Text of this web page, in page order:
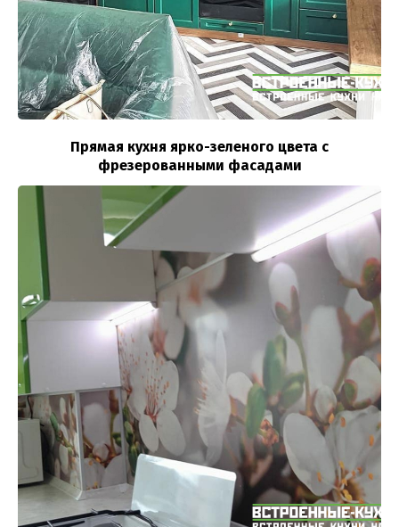
Прямая кухня ярко-зеленого цвета с
фрезерованными фасадами